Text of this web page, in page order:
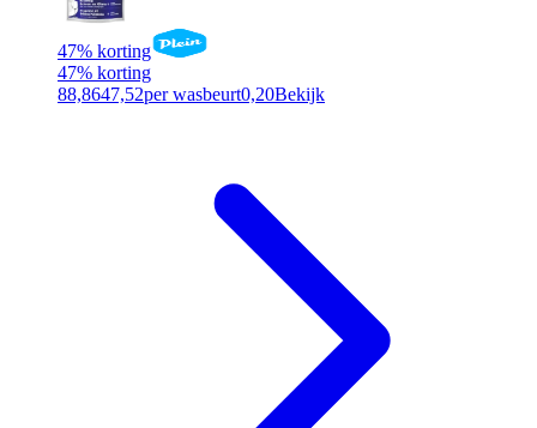
47% korting
47% korting
88,8647,52per wasbeurt0,20Bekijk